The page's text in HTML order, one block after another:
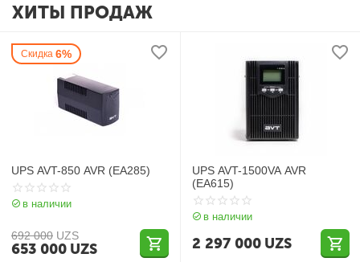
ХИТЫ ПРОДАЖ
Скидка 6%
UPS AVT-850 AVR (EA285)
в наличии
692 000 UZS
653 000 UZS
UPS AVT-1500VA AVR
(EA615)
в наличии
2 297 000 UZS